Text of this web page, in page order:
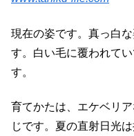
現在の姿です。真っ白
す。白い毛に覆われて
す。
育てかたは、エケベリ
じです。夏の直射日光